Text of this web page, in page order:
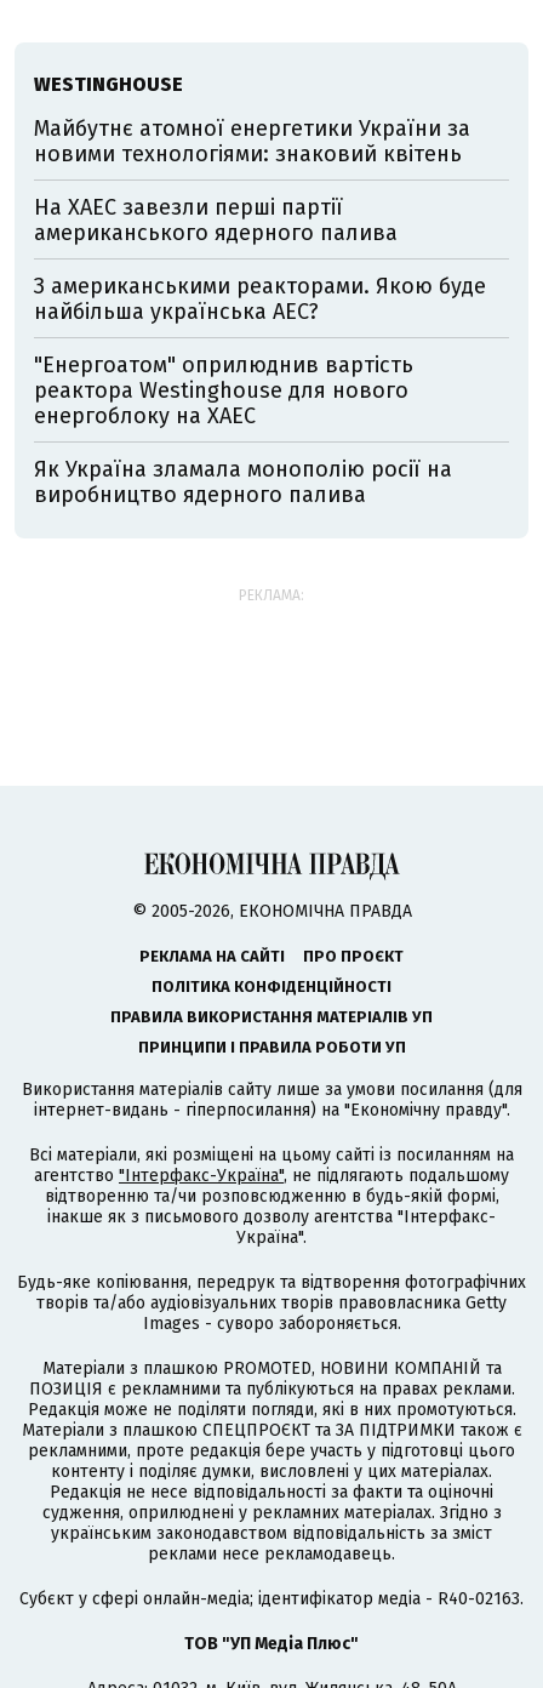
WESTINGHOUSE
Майбутнє атомної енергетики України за
новими технологіями: знаковий квітень
На ХАЕС завезли перші партії
американського ядерного палива
З американськими реакторами. Якою буде
найбільша українська АЕС?
"Енергоатом" оприлюднив вартість
реактора Westinghouse для нового
енергоблоку на ХАЕС
Як Україна зламала монополію росії на
виробництво ядерного палива
РЕКЛАМА:
© 2005-2026, ЕКОНОМІЧНА ПРАВДА
РЕКЛАМА НА САЙТІ
ПРО ПРОЄКТ
ПОЛІТИКА КОНФІДЕНЦІЙНОСТІ
ПРАВИЛА ВИКОРИСТАННЯ МАТЕРІАЛІВ УП
ПРИНЦИПИ І ПРАВИЛА РОБОТИ УП
Використання матеріалів сайту лише за умови посилання (для
інтернет-видань - гіперпосилання) на "Економічну правду".
Всі матеріали, які розміщені на цьому сайті із посиланням на
агентство "Інтерфакс-Україна", не підлягають подальшому
відтворенню та/чи розповсюдженню в будь-якій формі,
інакше як з письмового дозволу агентства "Інтерфакс-
Україна".
Будь-яке копіювання, передрук та відтворення фотографічних
творів та/або аудіовізуальних творів правовласника Getty
Images - суворо забороняється.
Матеріали з плашкою PROMOTED, НОВИНИ КОМПАНІЙ та
ПОЗИЦІЯ є рекламними та публікуються на правах реклами.
Редакція може не поділяти погляди, які в них промотуються.
Матеріали з плашкою СПЕЦПРОЄКТ та ЗА ПІДТРИМКИ також є
рекламними, проте редакція бере участь у підготовці цього
контенту і поділяє думки, висловлені у цих матеріалах.
Редакція не несе відповідальності за факти та оціночні
судження, оприлюднені у рекламних матеріалах. Згідно з
українським законодавством відповідальність за зміст
реклами несе рекламодавець.
Cубєкт у сфері онлайн-медіа; ідентифікатор медіа - R40-02163.
ТОВ "УП Медіа Плюс"